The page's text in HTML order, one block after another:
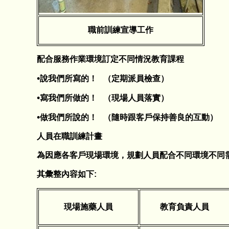
職前訓練宣導工作
配合服務作業環境訂定不同情況教育課程
•說我們所寫的！ （定期派員檢查）
•寫我們所做的！ （現場人員落實）
•做我們所說的！ （隨時跟客戶保持善良的互動）
人員在職訓練計畫
為因應各客戶現場環境，規劃人員配合不同環境不同
其彙整內容如下:
現場施藥人員 教育負責人員